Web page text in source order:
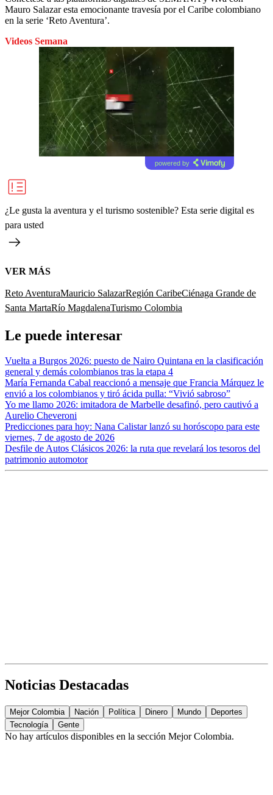
Mauro Salazar esta emocionante travesía por el Caribe colombiano
en la serie ‘Reto Aventura’.
Videos Semana
powered by
¿Le gusta la aventura y el turismo sostenible? Esta serie digital es
para usted
VER MÁS
Reto AventuraMauricio SalazarRegión CaribeCiénaga Grande de
Santa MartaRío MagdalenaTurismo Colombia
Le puede interesar
Vuelta a Burgos 2026: puesto de Nairo Quintana en la clasificación
general y demás colombianos tras la etapa 4
María Fernanda Cabal reaccionó a mensaje que Francia Márquez le
envió a los colombianos y tiró ácida pulla: “Vivió sabroso”
Yo me llamo 2026: imitadora de Marbelle desafinó, pero cautivó a
Aurelio Cheveroni
Predicciones para hoy: Nana Calistar lanzó su horóscopo para este
viernes, 7 de agosto de 2026
Desfile de Autos Clásicos 2026: la ruta que revelará los tesoros del
patrimonio automotor
Noticias Destacadas
Mejor Colombia Nación Política Dinero Mundo
Deportes
Tecnología
Gente
No hay artículos disponibles en la sección Mejor Colombia.